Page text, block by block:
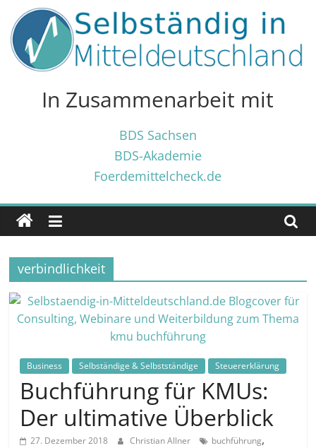
Inhalt
springen
Selbständig
Mitteldeutschland
Tricks
✓
für
und
Gründer
✓
in
Mitteldeutschlands
In Zusammenarbeit mit
BDS Sachsen
BDS-Akademie
Foerdemittelcheck.de
verbindlichkeit
Business Selbständige & Selbstständige Steuererklärung
Buchführung für KMUs:
Der ultimative Überblick
27. Dezember 2018 Christian Allner buchführung,